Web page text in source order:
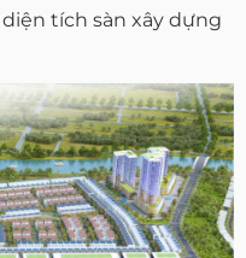
tích sàn xây dựng